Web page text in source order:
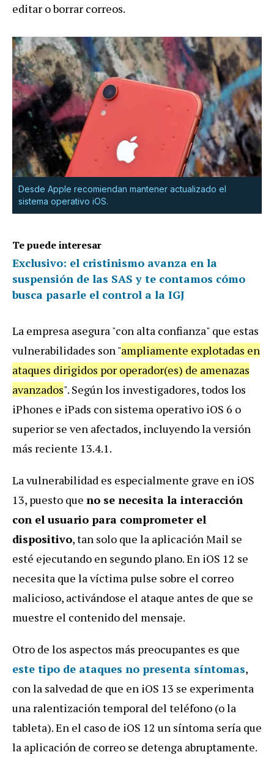
editar o borrar correos.
Desde Apple recomiendan mantener actualizado el
sistema operativo iOS.
Te puede interesar
Exclusivo: el cristinismo avanza en la
suspensión de las SAS y te contamos cómo
busca pasarle el control a la IGJ
La empresa asegura "con alta confianza" que estas
vulnerabilidades son "ampliamente explotadas en
ataques dirigidos por operador(es) de amenazas
avanzados". Según los investigadores, todos los
iPhones e iPads con sistema operativo iOS 6 o
superior se ven afectados, incluyendo la versión
más reciente 13.4.1.
La vulnerabilidad es especialmente grave en iOS
13, puesto que no se necesita la interacción
con el usuario para comprometer el
dispositivo, tan solo que la aplicación Mail se
esté ejecutando en segundo plano. En iOS 12 se
necesita que la víctima pulse sobre el correo
malicioso, activándose el ataque antes de que se
muestre el contenido del mensaje.
Otro de los aspectos más preocupantes es que
este tipo de ataques no presenta síntomas,
con la salvedad de que en iOS 13 se experimenta
una ralentización temporal del teléfono (o la
tableta). En el caso de iOS 12 un síntoma sería que
la aplicación de correo se detenga abruptamente.